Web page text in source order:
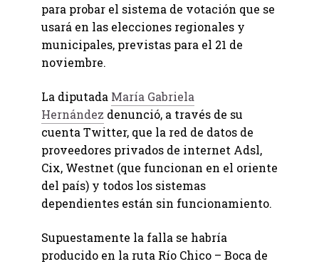
para probar el sistema de votación que se
usará en las elecciones regionales y
municipales, previstas para el 21 de
noviembre.
La diputada María Gabriela
Hernández denunció, a través de su
cuenta Twitter, que la red de datos de
proveedores privados de internet Adsl,
Cix, Westnet (que funcionan en el oriente
del país) y todos los sistemas
dependientes están sin funcionamiento.
Supuestamente la falla se habría
producido en la ruta Río Chico – Boca de